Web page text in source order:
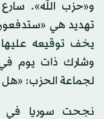
و«حزب الله». سارع
تهديد هي «ستدفعون
يخف توقيعه
وشارك ذات يوم في
لجماعة الحزب:
نجحت سوريا في